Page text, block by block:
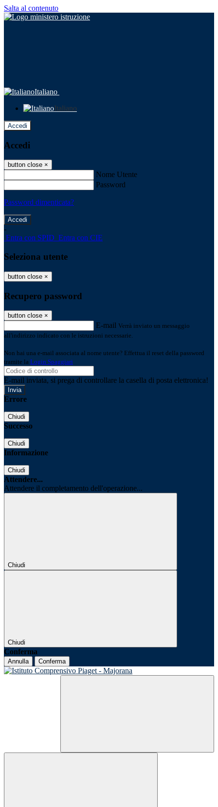
Salta al contenuto
Italiano
Italiano
Accedi
Accedi
button close ×
Nome Utente
Password
Password dimenticata?
-
Entra con SPID Entra con CIE
Seleziona utente
button close ×
Recupero password
button close ×
E-mail Verrà inviato un messaggio
all'indirizzo indicato con le istruzioni necessarie.
Non hai una e-mail associata al nome utente? Effettua il reset della password
tramite la Login Spaggiari
E-mail inviata, si prega di controllare la casella di posta elettronica!
Errore
Chiudi
Successo
Chiudi
Informazione
Chiudi
Attendere...
Attendere il completamento dell'operazione...
Chiudi
Chiudi
Conferma
Annulla Conferma